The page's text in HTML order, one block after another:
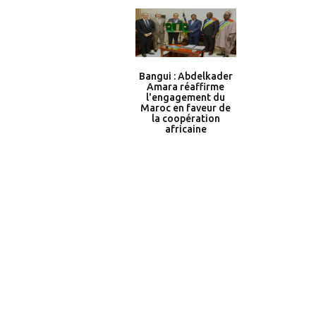
Bangui : Abdelkader
Amara réaffirme
l'engagement du
Maroc en faveur de
la coopération
africaine